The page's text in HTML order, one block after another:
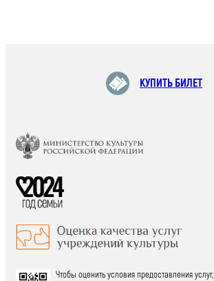
КУПИТЬ БИЛЕТ
Чтобы оценить условия предоставления услуг,